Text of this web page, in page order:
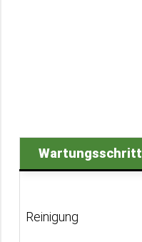
Wartungsschritt
Reinigung